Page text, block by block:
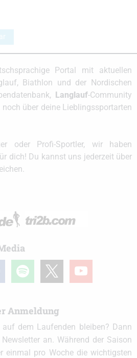
Portal mit aktuellen
Biathlon und der Nordischen
Langlauf-Community
über deine Lieblingssportarten
oder Profi-Sportler, wir haben
dich! Du kannst uns jederzeit über
spotify youtube
Anmeldung
dem Laufenden bleiben? Dann
an. Während der Saison
einmal pro Woche die wichtigsten